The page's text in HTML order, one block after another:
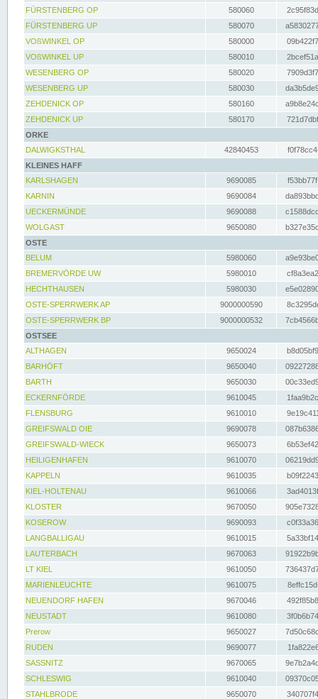
FÜRSTENBERG OP
580060
FÜRSTENBERG UP
580070
VOßWINKEL OP
580000
VOßWINKEL UP
580010
WESENBERG OP
580020
WESENBERG UP
580030
ZEHDENICK OP
580160
ZEHDENICK UP
580170
ORKE
DALWIGKSTHAL
42840453
KLEINES HAFF
KARLSHAGEN
9690085
KARNIN
9690084
UECKERMÜNDE
9690088
WOLGAST
9650080
OSTE
BELUM
5980060
BREMERVÖRDE UW
5980010
HECHTHAUSEN
5980030
OSTE-SPERRWERK AP
9000000590
OSTE-SPERRWERK BP
9000000532
OSTSEE
ALTHAGEN
9650024
BARHÖFT
9650040
BARTH
9650030
ECKERNFÖRDE
9610045
FLENSBURG
9610010
GREIFSWALD OIE
9690078
GREIFSWALD-WIECK
9650073
HEILIGENHAFEN
9610070
KAPPELN
9610035
KIEL-HOLTENAU
9610066
KLOSTER
9670050
KOSEROW
9690093
LANGBALLIGAU
9610015
LAUTERBACH
9670063
LT KIEL
9610050
MARIENLEUCHTE
9610075
NEUENDORF HAFEN
9670046
NEUSTADT
9610080
Prerow
9650027
RUDEN
9690077
SASSNITZ
9670065
SCHLESWIG
9610040
STAHLBRODE
9650070